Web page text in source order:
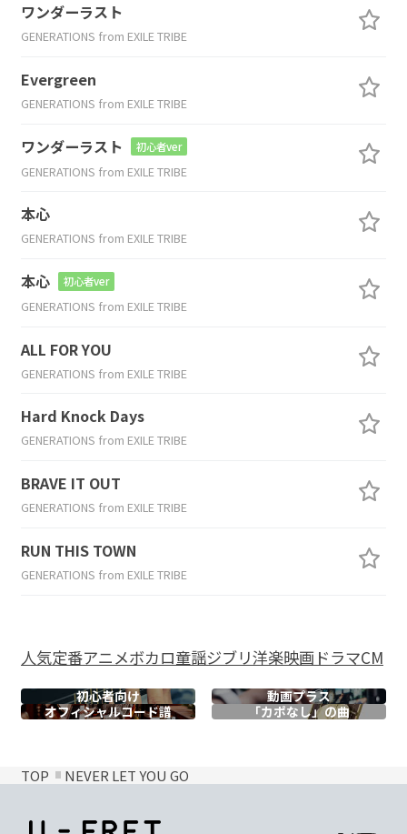
ワンダーラスト
GENERATIONS from EXILE TRIBE
Evergreen
GENERATIONS from EXILE TRIBE
ワンダーラスト 初心者ver
GENERATIONS from EXILE TRIBE
本心
GENERATIONS from EXILE TRIBE
本心 初心者ver
GENERATIONS from EXILE TRIBE
ALL FOR YOU
GENERATIONS from EXILE TRIBE
Hard Knock Days
GENERATIONS from EXILE TRIBE
BRAVE IT OUT
GENERATIONS from EXILE TRIBE
RUN THIS TOWN
GENERATIONS from EXILE TRIBE
人気定番アニメボカロ童謡ジブリ洋楽映画ドラマCM
初心者向け
動画プラス
オフィシャルコード譜 「カポなし」の曲
TOP NEVER LET YOU GO